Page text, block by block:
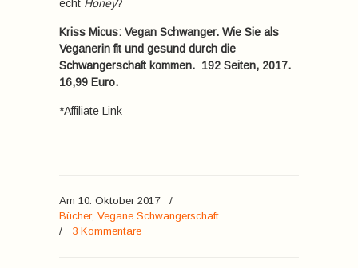
echt Honey?
Kriss Micus: Vegan Schwanger. Wie Sie als
Veganerin fit und gesund durch die
Schwangerschaft kommen. 192 Seiten, 2017.
16,99 Euro.
*Affiliate Link
Am 10. Oktober 2017
/
Bücher, Vegane Schwangerschaft
/ 3 Kommentare